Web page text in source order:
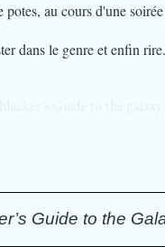
au cours d'une
dans le genre et enfin rire.
Guide to the